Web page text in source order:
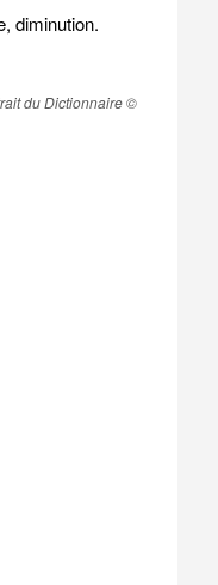
diminution.
du Dictionnaire ©